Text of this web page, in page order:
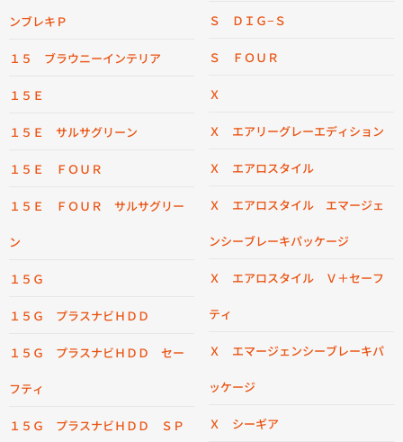
ンブレキＰ
１５ ブラウニーインテリア
１５Ｅ
１５Ｅ サルサグリーン
１５Ｅ ＦＯＵＲ
１５Ｅ ＦＯＵＲ サルサグリー
ン
１５Ｇ
１５Ｇ プラスナビＨＤＤ
１５Ｇ プラスナビＨＤＤ セー
フティ
１５Ｇ プラスナビＨＤＤ ＳＰ
Ｓ ＤＩＧ−Ｓ
Ｓ ＦＯＵＲ
Ｘ
Ｘ エアリーグレーエディション
Ｘ エアロスタイル
Ｘ エアロスタイル エマージェ
ンシーブレーキパッケージ
Ｘ エアロスタイル Ｖ＋セーフ
ティ
Ｘ エマージェンシーブレーキパ
ッケージ
Ｘ シーギア